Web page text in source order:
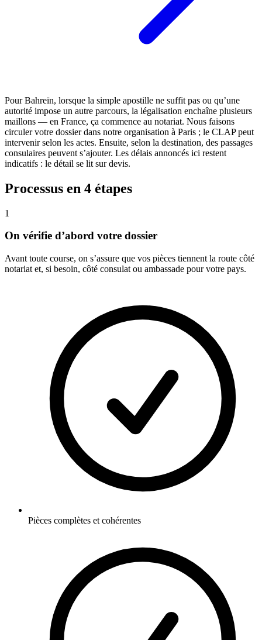
Pour Bahreïn, lorsque la simple apostille ne suffit pas ou qu’une
autorité impose un autre parcours, la légalisation enchaîne plusieurs
maillons — en France, ça commence au notariat. Nous faisons
circuler votre dossier dans notre organisation à Paris ; le CLAP peut
intervenir selon les actes. Ensuite, selon la destination, des passages
consulaires peuvent s’ajouter. Les délais annoncés ici restent
indicatifs : le détail se lit sur devis.
Processus en 4 étapes
1
On vérifie d’abord votre dossier
Avant toute course, on s’assure que vos pièces tiennent la route côté
notariat et, si besoin, côté consulat ou ambassade pour votre pays.
Pièces complètes et cohérentes